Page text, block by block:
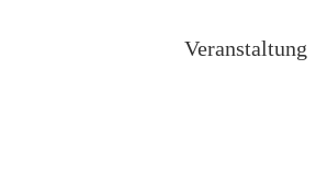
Veranstaltung